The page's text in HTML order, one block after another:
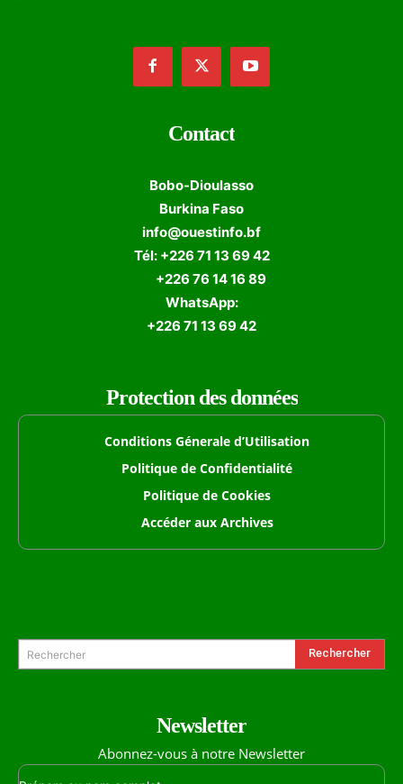
Contact
Bobo-Dioulasso
Burkina Faso
info@ouestinfo.bf
Tél: +226 71 13 69 42
+226 76 14 16 89
WhatsApp:
+226 71 13 69 42
Protection des données
Conditions Génerale d’Utilisation
Politique de Confidentialité
Politique de Cookies
Accéder aux Archives
Rechercher Rechercher
Newsletter
Abonnez-vous à notre Newsletter